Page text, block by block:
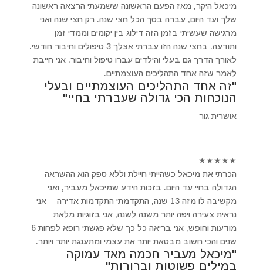
מיכאל היקר, מאז הפעם הראשונה ששמעתי הרצאה ראשונה
שלך ועד היום, עברה בסך הכל חצי שנה. רק חצי שנה ואני
מרגישה שעשיתי בזמן הזה דילוג בין יקומים וממדי זמן
ותודעה. בחצי שנה הזו עברתי אצלך 3 טיפולים וחיבור חודשי.
לאורך הדרך גם בעלי והילדים עברו טיפול וחיבור. אני חייבת
לאמר שזה אחד התהליכים העוצמתיים.
"זה אחד התהליכים העוצמתיים ובעלי
הנוכחות הכי גדולה שעברתי בחיי"
אושרית גור
★
★
★
★
★
הכרתי את מיכאל כשהייתי חיילת וללא ספק הוא ההשראה
הגדולה בחיי עד היום. בזכות הידע שמיכאל מעביר, ואני
מקשיבה לו מזה 13 שנה, התקדמתי התקדמות אדירה ─ אני
נראית צעירה ויפה יותר משנה לשנה, אני בזוגיות מלאת
מודעות וחופש, אני בריאה כל כך שלא פגשתי רופא לפחות 6
שנים והכי חשוב מבטאת יותר את עצמי ומתענגת יותר ויותר.
"מיכאל מעביר חכמה מאד עמוקה
במילים פשוטות וברורות"